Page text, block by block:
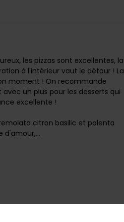
les pizzas sont excellentes, la
à l'intérieur vaut le détour ! La
moment ! On recommande
un plus pour les desserts qui
excellente !
citron basilic et polenta
d'amour,...